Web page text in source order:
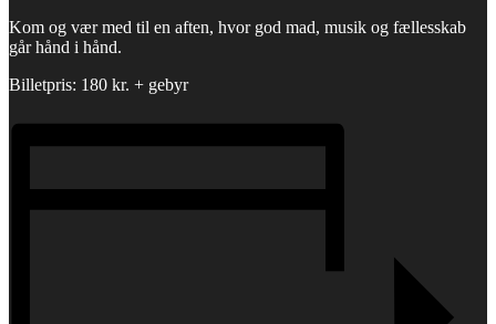
Kom og vær med til en aften, hvor god mad, musik og fællesskab
går hånd i hånd.
Billetpris: 180 kr. + gebyr